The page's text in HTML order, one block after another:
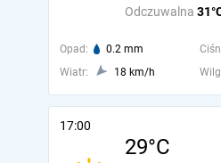
Odczuwalna
Opad: 0.2 mm
Wiatr:
18 km/h
17:00
29°C